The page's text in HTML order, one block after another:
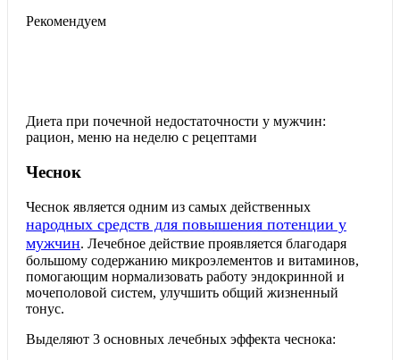
Рекомендуем
Диета при почечной недостаточности у мужчин:
рацион, меню на неделю с рецептами
Чеснок
Чеснок является одним из самых действенных
народных средств для повышения потенции у
мужчин. Лечебное действие проявляется благодаря
большому содержанию микроэлементов и витаминов,
помогающим нормализовать работу эндокринной и
мочеполовой систем, улучшить общий жизненный
тонус.
Выделяют 3 основных лечебных эффекта чеснока: